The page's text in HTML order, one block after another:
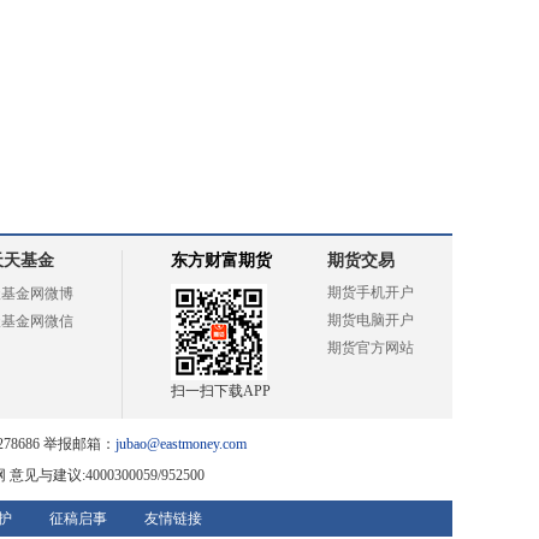
天基金
金网微博
金网微信
东方财富期货
扫一扫下载APP
期货交易
期货手机开户
期货电脑开户
期货官方网站
举报邮箱： jubao@eastmoney.com
意见与建议:4000300059/952500
征稿启事 友情链接